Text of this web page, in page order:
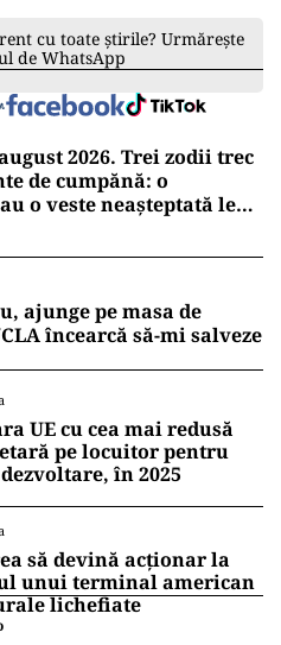
cu toate știrile? Urmărește
de WhatsApp
2026. Trei zodii trec
de cumpănă: o
o veste neașteptată le
ajunge pe masa de
încearcă să-mi salveze
UE cu cea mai redusă
pe locuitor pentru
în 2025
să devină acționar la
unui terminal american
lichefiate